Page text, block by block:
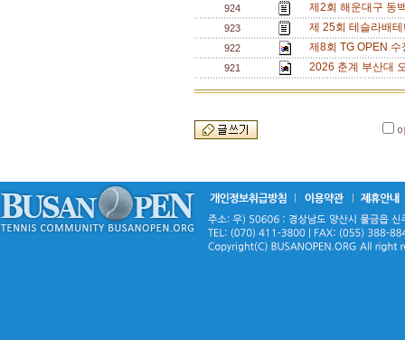
924 제2회 해운대구 동
923 제 25회 테슬라배
922 제8회 TG OPEN
921 2026 춘계 부산대